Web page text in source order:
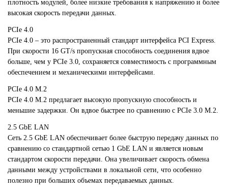
плотность модулей, более низкие требования к напряжению и более
высокая скорость передачи данных.
PCIe 4.0
PCIe 4.0 – это распространенный стандарт интерфейса PCI Express.
При скорости 16 GT/s пропускная способность соединения вдвое
больше, чем у PCIe 3.0, сохраняется совместимость с программным
обеспечением и механическими интерфейсами.
PCIe 4.0 M.2
PCIe 4.0 M.2 предлагает высокую пропускную способность и
меньшие задержки. Он вдвое быстрее по сравнению с PCIe 3.0 M.2.
2.5 GbE LAN
Сеть 2.5 GbE LAN обеспечивает более быструю передачу данных по
сравнению со стандартной сетью 1 GbE LAN и является новым
стандартом скорости передачи. Она увеличивает скорость обмена
данными между устройствами в локальной сети, что особенно
полезно при больших объемах передаваемых данных.